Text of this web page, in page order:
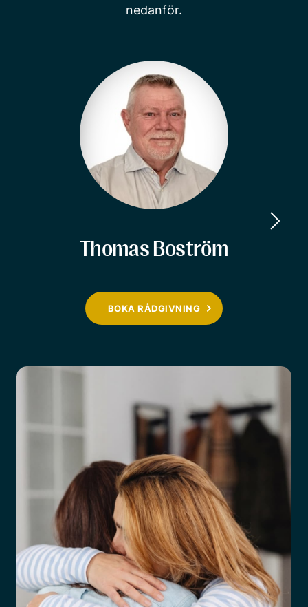
nedanför.
Thomas Boström
BOKA RÅDGIVNING